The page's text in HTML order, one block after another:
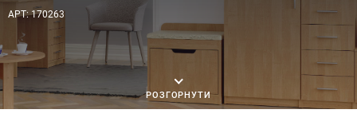
АРТ: 170263
РОЗГОРНУТИ